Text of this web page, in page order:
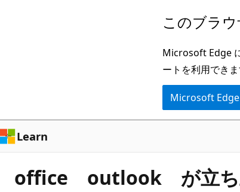
ン
ツ
に
キ
このブラ
Microsoft Edge
ートを利用できま
Microsoft Edge
Learn
office outlook が立ち